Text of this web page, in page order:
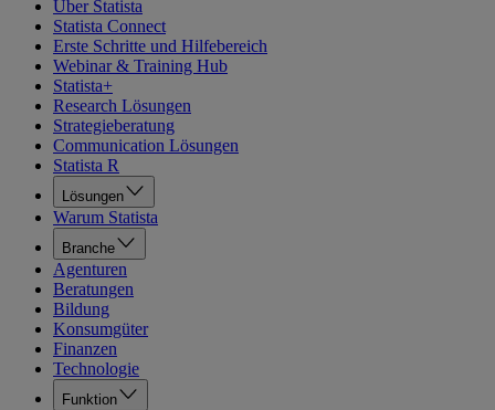
Über Statista
Statista Connect
Erste Schritte und Hilfebereich
Webinar & Training Hub
Statista+
Research Lösungen
Strategieberatung
Communication Lösungen
Statista R
Lösungen
Warum Statista
Branche
Agenturen
Beratungen
Bildung
Konsumgüter
Finanzen
Technologie
Funktion